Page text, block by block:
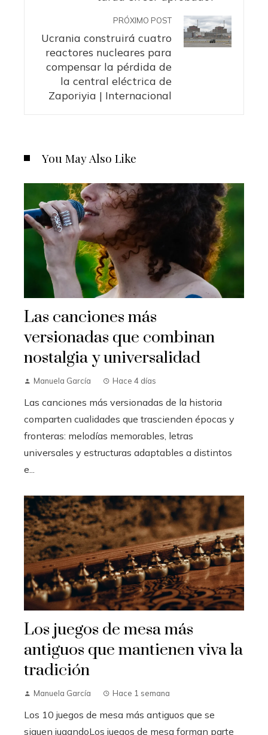
PRÓXIMO POST
Ucrania construirá cuatro
reactores nucleares para
compensar la pérdida de
la central eléctrica de
Zaporiyia | Internacional
You May Also Like
Las canciones más
versionadas que combinan
nostalgia y universalidad
Manuela García Hace 4 días
Las canciones más versionadas de la historia
comparten cualidades que trascienden épocas y
fronteras: melodías memorables, letras
universales y estructuras adaptables a distintos
e...
Los juegos de mesa más
antiguos que mantienen viva la
tradición
Manuela García Hace 1 semana
Los 10 juegos de mesa más antiguos que se
siguen jugandoLos juegos de mesa forman parte